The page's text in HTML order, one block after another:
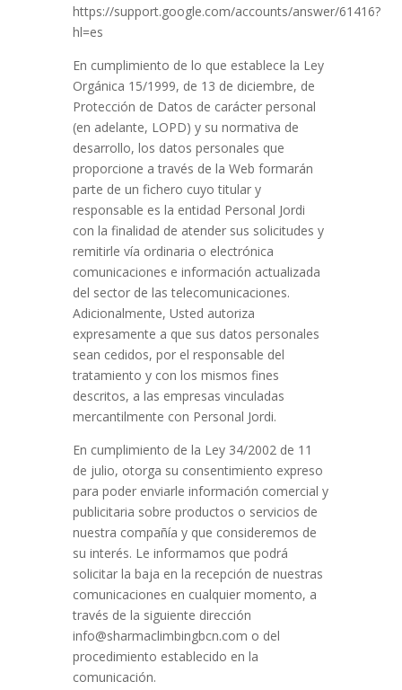
https://support.google.com/accounts/answer/61416?
hl=es
En cumplimiento de lo que establece la Ley
Orgánica 15/1999, de 13 de diciembre, de
Protección de Datos de carácter personal
(en adelante, LOPD) y su normativa de
desarrollo, los datos personales que
proporcione a través de la Web formarán
parte de un fichero cuyo titular y
responsable es la entidad Personal Jordi
con la finalidad de atender sus solicitudes y
remitirle vía ordinaria o electrónica
comunicaciones e información actualizada
del sector de las telecomunicaciones.
Adicionalmente, Usted autoriza
expresamente a que sus datos personales
sean cedidos, por el responsable del
tratamiento y con los mismos fines
descritos, a las empresas vinculadas
mercantilmente con Personal Jordi.
En cumplimiento de la Ley 34/2002 de 11
de julio, otorga su consentimiento expreso
para poder enviarle información comercial y
publicitaria sobre productos o servicios de
nuestra compañía y que consideremos de
su interés. Le informamos que podrá
solicitar la baja en la recepción de nuestras
comunicaciones en cualquier momento, a
través de la siguiente dirección
info@sharmaclimbingbcn.com o del
procedimiento establecido en la
comunicación.